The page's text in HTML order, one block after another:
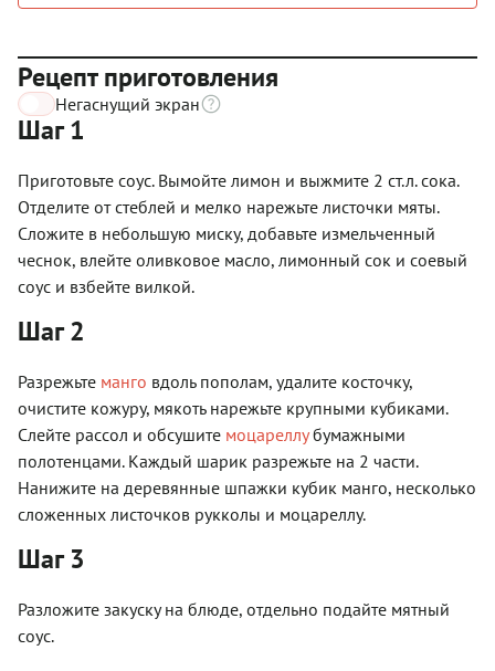
Рецепт приготовления
Негаснущий экран
Шаг 1
Приготовьте соус. Вымойте лимон и выжмите 2 ст.л. сока.
Отделите от стеблей и мелко нарежьте листочки мяты.
Сложите в небольшую миску, добавьте измельченный
чеснок, влейте оливковое масло, лимонный сок и соевый
соус и взбейте вилкой.
Шаг 2
Разрежьте манго вдоль пополам, удалите косточку,
очистите кожуру, мякоть нарежьте крупными кубиками.
Слейте рассол и обсушите моцареллубумажными
полотенцами. Каждый шарик разрежьте на 2 части.
Нанижите на деревянные шпажки кубик манго, несколько
сложенных листочков рукколы и моцареллу.
Шаг 3
Разложите закуску на блюде, отдельно подайте мятный
соус.